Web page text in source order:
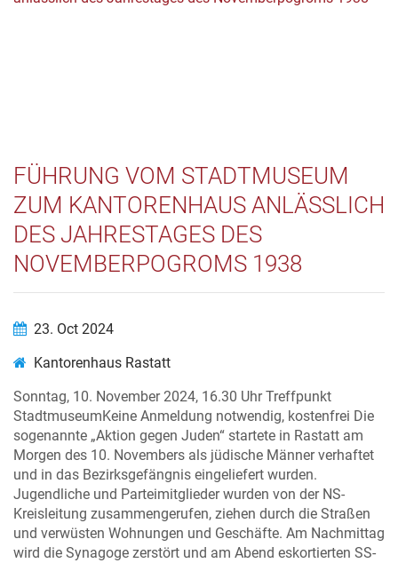
FÜHRUNG VOM STADTMUSEUM
ZUM KANTORENHAUS ANLÄSSLICH
DES JAHRESTAGES DES
NOVEMBERPOGROMS 1938
23. Oct 2024
Kantorenhaus Rastatt
Sonntag, 10. November 2024, 16.30 Uhr Treffpunkt
StadtmuseumKeine Anmeldung notwendig, kostenfrei Die
sogenannte „Aktion gegen Juden“ startete in Rastatt am
Morgen des 10. Novembers als jüdische Männer verhaftet
und in das Bezirksgefängnis eingeliefert wurden.
Jugendliche und Parteimitglieder wurden von der NS-
Kreisleitung zusammengerufen, ziehen durch die Straßen
und verwüsten Wohnungen und Geschäfte. Am Nachmittag
wird die Synagoge zerstört und am Abend eskortierten SS-